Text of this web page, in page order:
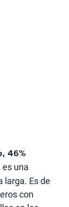
46%
es una
larga. Es de
con